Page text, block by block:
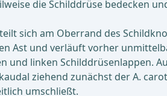
die Schilddrüse bedecken
sich am Oberrand des
Ast und verläuft vorher
und linken Schilddrüsenlappen.
ziehend zunächst der A.
umschließt.